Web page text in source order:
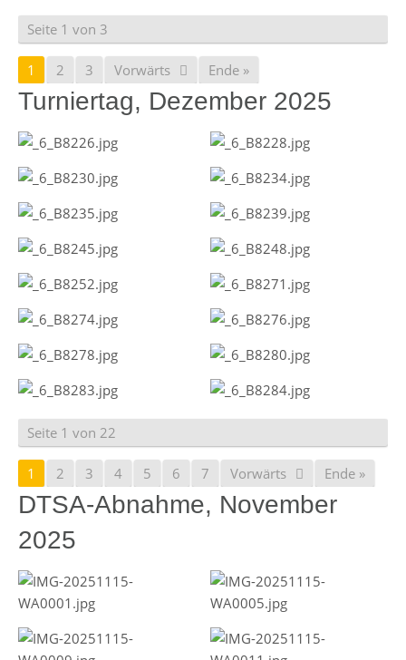
Seite 1 von 3
1 2 3 Vorwärts Ende »
Turniertag, Dezember 2025
Seite 1 von 22
1 2 3 4 5 6 7 Vorwärts Ende »
DTSA-Abnahme, November
2025